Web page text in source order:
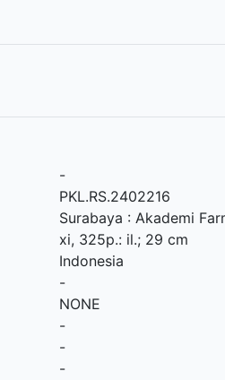
-
PKL.RS.2402216
Surabaya : Akademi
xi, 325p.: il.; 29 cm
Indonesia
-
NONE
-
-
-